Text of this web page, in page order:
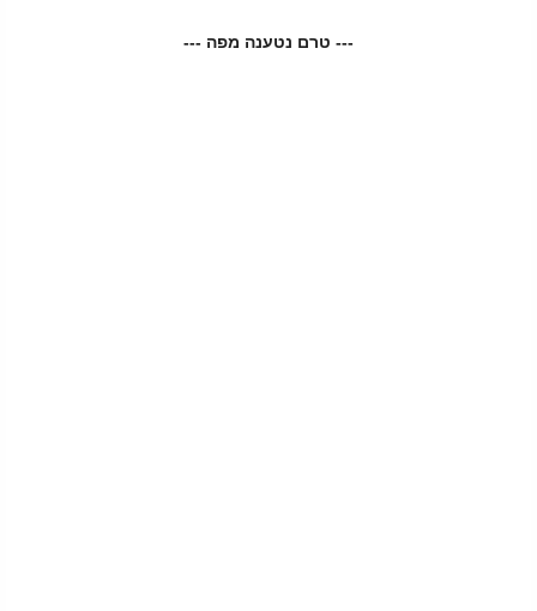
--- טרם נטענה מפה ---